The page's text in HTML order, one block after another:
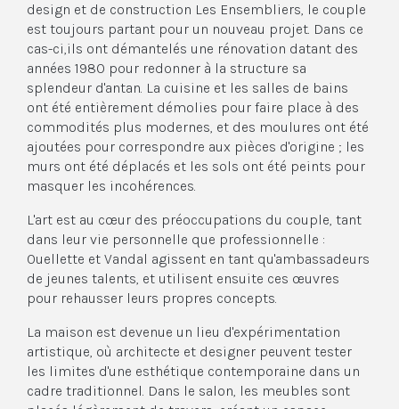
design et de construction Les Ensembliers, le couple
est toujours partant pour un nouveau projet. Dans ce
cas-ci,ils ont démantelés une rénovation datant des
années 1980 pour redonner à la structure sa
splendeur d'antan. La cuisine et les salles de bains
ont été entièrement démolies pour faire place à des
commodités plus modernes, et des moulures ont été
ajoutées pour correspondre aux pièces d'origine ; les
murs ont été déplacés et les sols ont été peints pour
masquer les incohérences.
L'art est au cœur des préoccupations du couple, tant
dans leur vie personnelle que professionnelle :
Ouellette et Vandal agissent en tant qu'ambassadeurs
de jeunes talents, et utilisent ensuite ces œuvres
pour rehausser leurs propres concepts.
La maison est devenue un lieu d'expérimentation
artistique, où architecte et designer peuvent tester
les limites d'une esthétique contemporaine dans un
cadre traditionnel. Dans le salon, les meubles sont